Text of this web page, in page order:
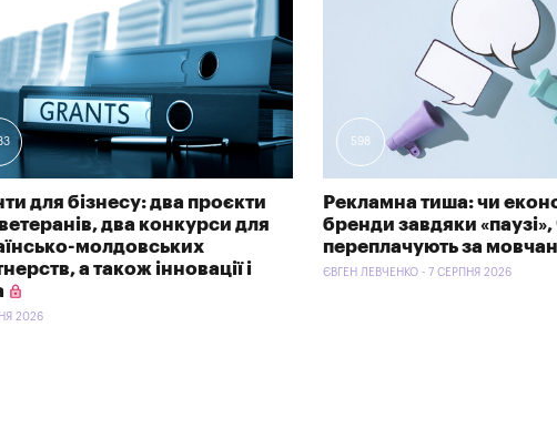
для бізнесу: два проєкти
два конкурси для
молдовських
а також інновації і
2026
598
Рекламна тиша: чи
бренди завдяки «паузі»,
переплачують за
ЄВГЕН ЛЕВЧЕНКО - 7 СЕРПНЯ 2026